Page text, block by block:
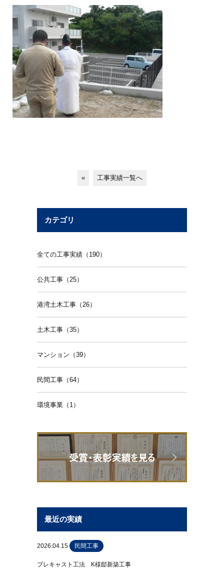
« 工事実績一覧へ
カテゴリ
全ての工事実績（190）
公共工事（25）
港湾土木工事（26）
土木工事（35）
マンション（39）
民間工事（64）
環境事業（1）
最近の実績
2026.04.15 民間工事
プレキャスト工法 K様邸新築工事